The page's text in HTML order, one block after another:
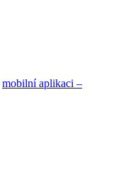
mobilní aplikaci –